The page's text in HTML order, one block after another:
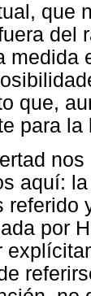
que
del
medida
que,
para la
aquí:
referido
por